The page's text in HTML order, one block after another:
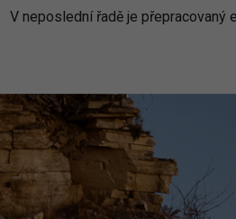
V neposlední řadě je přepracovaný